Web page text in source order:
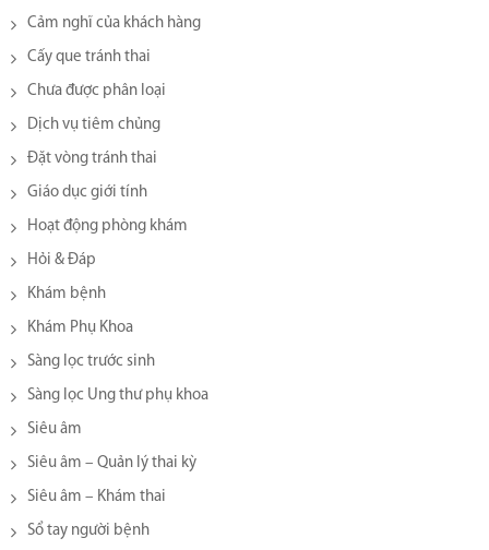
Cảm nghĩ của khách hàng
Cấy que tránh thai
Chưa được phân loại
Dịch vụ tiêm chủng
Đặt vòng tránh thai
Giáo dục giới tính
Hoạt động phòng khám
Hỏi & Đáp
Khám bệnh
Khám Phụ Khoa
Sàng lọc trước sinh
Sàng lọc Ung thư phụ khoa
Siêu âm
Siêu âm – Quản lý thai kỳ
Siêu âm – Khám thai
Sổ tay người bệnh